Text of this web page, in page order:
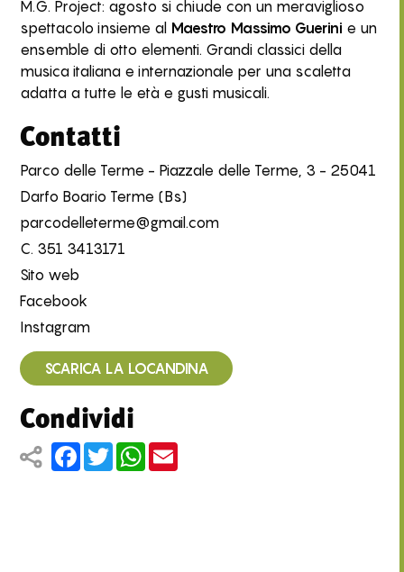
M.G. Project: agosto si chiude con un meraviglioso
spettacolo insieme al Maestro Massimo Guerini e un
ensemble di otto elementi. Grandi classici della
musica italiana e internazionale per una scaletta
adatta a tutte le età e gusti musicali.
Contatti
Parco delle Terme - Piazzale delle Terme, 3 - 25041
Darfo Boario Terme (Bs)
parcodelleterme@gmail.com
C. 351 3413171
Sito web
Facebook
Instagram
SCARICA LA LOCANDINA
Condividi
Facebook
TwitterWhatsApp
Email